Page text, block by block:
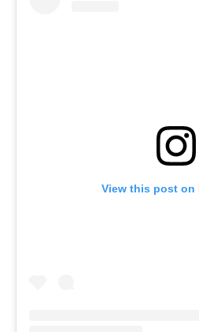
View this post on